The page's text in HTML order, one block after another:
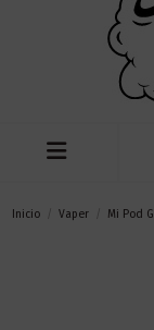
Inicio Vaper Mi Pod